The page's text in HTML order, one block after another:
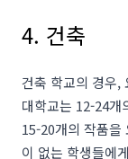
4. 건축
건축 학교의 경우,
대학교는 12-24
15-20개의 작품
이 없는 학생들에